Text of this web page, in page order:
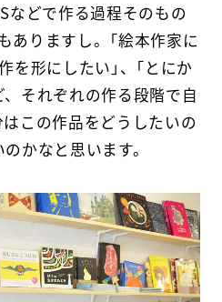
などで作る過程そのもの
ありますし。「絵本作家に
を形にしたい」、「とにか
、それぞれの作る段階で自
はこの作品をどうしたいの
かなと思います。